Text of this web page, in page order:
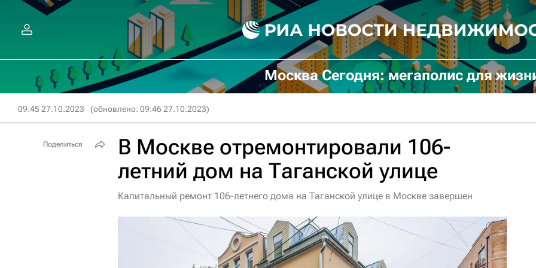
Москва Сегодня: мегаполис для
09:45 27.10.2023 (обновлено: 09:46 27.10.2023)
В Москве отремонтировали 106-
летний дом на Таганской улице
Капитальный ремонт 106-летнего дома на Таганской улице в Москве завершен
Поделиться